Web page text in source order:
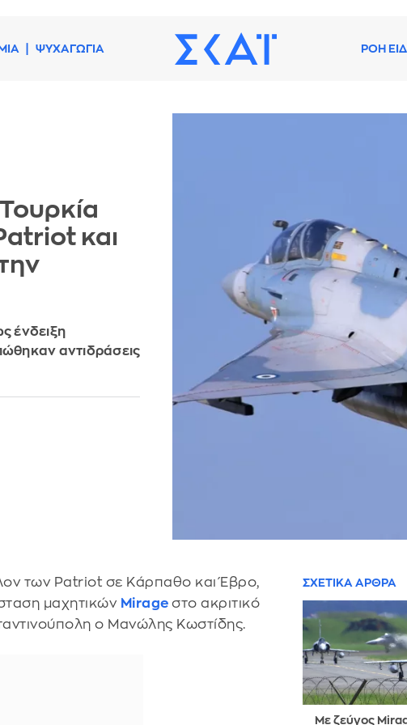
ΨΥΧΑΓΩΓΙΑ ΡΟΗ
και
ένδειξη
αντιδράσεις
των Patriot σε Κάρπαθο και Έβρο,
μαχητικών Mirageστο ακριτικό
ο Μανώλης Κωστίδης.
ΣΧΕΤΙΚΑ ΑΡΘΡΑ
Με ζεύγος